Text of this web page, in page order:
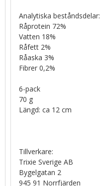
Analytiska beståndsdelar:
Råprotein 72%
Vatten 18%
Råfett 2%
Råaska 3%
Fibrer 0,2%
6-pack
70 g
Längd: ca 12 cm
Tillverkare:
Trixie Sverige AB
Bygelgatan 2
945 91 Norrfjärden